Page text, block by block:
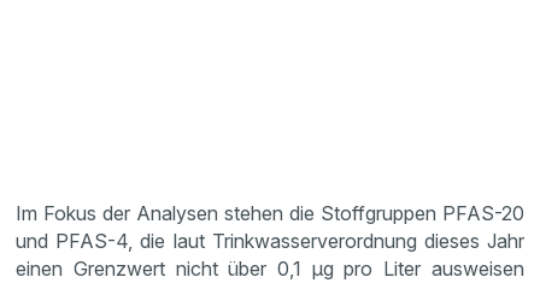
Im Fokus der Analysen stehen die Stoffgruppen PFAS-20
und PFAS-4, die laut Trinkwasserverordnung dieses Jahr
einen Grenzwert nicht über 0,1 µg pro Liter ausweisen